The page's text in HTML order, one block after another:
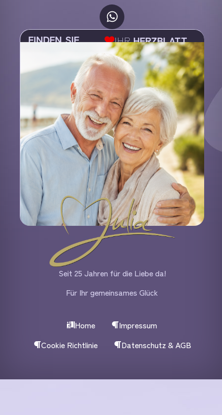
FINDEN SIE IHRHERZBLATT
Seit 25 Jahren für die Liebe da!
Für Ihr gemeinsames Glück
Home
Impressum
Cookie Richtlinie
Datenschutz & AGB